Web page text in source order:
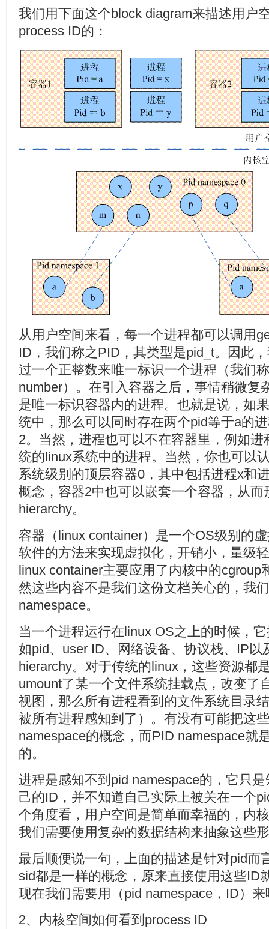
我们用下面这个block diagram来描述用户
process ID的：
从用户空间来看，每一个进程都可以调用
ID，我们称之PID，其类型是pid_t。因此
过一个正整数来唯一标识一个进程（我们
number）。在引入容器之后，事情稍微复
是唯一标识容器内的进程。也就是说，如
统中，那么可以同时存在两个pid等于a的
2。当然，进程也可以不在容器里，例如
统的linux系统中的进程。当然，你也可以
系统级别的顶层容器0，其中包括进程x和
概念，容器2中也可以嵌套一个容器，从而
hierarchy。
容器（linux container）是一个OS级别的
软件的方法来实现虚拟化，开销小，量级
linux container主要应用了内核中的cgroup
然这些内容不是我们这份文档关心的，我
namespace。
当一个进程运行在linux OS之上的时候，
如pid、user ID、网络设备、协议栈、IP以
hierarchy。对于传统的linux，这些资源都
umount了某一个文件系统挂载点，改变了
视图，那么所有进程看到的文件系统目录
被所有进程感知到了）。有没有可能把这
namespace的概念，而PID namespace就
的。
进程是感知不到pid namespace的，它只
己的ID，并不知道自己实际上被关在一个
个角度看，用户空间是简单而幸福的，内
我们需要使用复杂的数据结构来抽象这些
最后顺便说一句，上面的描述是针对pid而
sid都是一样的概念，原来直接使用这些ID
现在我们需要用（pid namespace，ID）
2、内核空间如何看到process ID